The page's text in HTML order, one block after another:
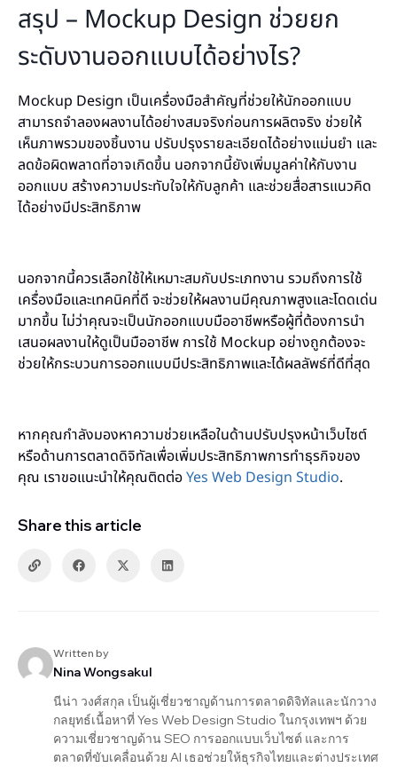
สรุป – Mockup Design ช่วยยก
ระดับงานออกแบบได้อย่างไร?
Mockup Design เป็นเครื่องมือสำคัญที่ช่วยให้นักออกแบบ
สามารถจำลองผลงานได้อย่างสมจริงก่อนการผลิตจริง ช่วยให้
เห็นภาพรวมของชิ้นงาน ปรับปรุงรายละเอียดได้อย่างแม่นยำ และ
ลดข้อผิดพลาดที่อาจเกิดขึ้น นอกจากนี้ยังเพิ่มมูลค่าให้กับงาน
ออกแบบ สร้างความประทับใจให้กับลูกค้า และช่วยสื่อสารแนวคิด
ได้อย่างมีประสิทธิภาพ
นอกจากนี้ควรเลือกใช้ให้เหมาะสมกับประเภทงาน รวมถึงการใช้
เครื่องมือและเทคนิคที่ดี จะช่วยให้ผลงานมีคุณภาพสูงและโดดเด่น
มากขึ้น ไม่ว่าคุณจะเป็นนักออกแบบมืออาชีพหรือผู้ที่ต้องการนำ
เสนอผลงานให้ดูเป็นมืออาชีพ การใช้ Mockup อย่างถูกต้องจะ
ช่วยให้กระบวนการออกแบบมีประสิทธิภาพและได้ผลลัพธ์ที่ดีที่สุด
หากคุณกำลังมองหาความช่วยเหลือในด้านปรับปรุงหน้าเว็บไซต์
หรือด้านการตลาดดิจิทัลเพื่อเพิ่มประสิทธิภาพการทำธุรกิจของ
คุณ เราขอแนะนำให้คุณติดต่อYes Web Design Studio.
Share this article
Written by
Nina Wongsakul
นีน่า วงศ์สกุล เป็นผู้เชี่ยวชาญด้านการตลาดดิจิทัลและนักวาง
กลยุทธ์เนื้อหาที่ Yes Web Design Studio ในกรุงเทพฯ ด้วย
ความเชี่ยวชาญด้าน SEO การออกแบบเว็บไซต์ และการ
ตลาดที่ขับเคลื่อนด้วย AI เธอช่วยให้ธุรกิจไทยและต่างประเทศ